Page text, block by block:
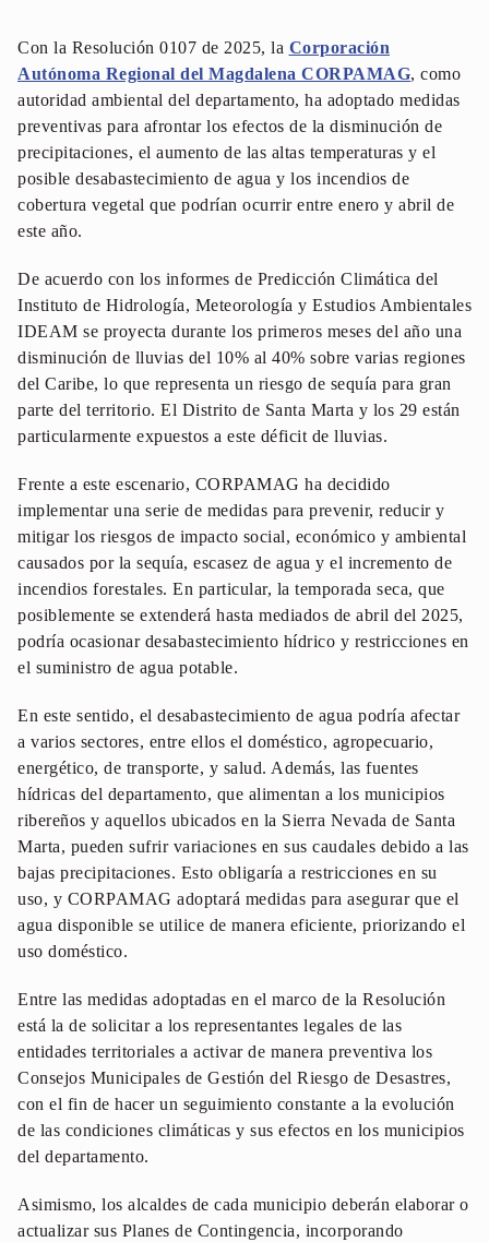
Con la Resolución 0107 de 2025, la Corporación
Autónoma Regional del Magdalena CORPAMAG, como
autoridad ambiental del departamento, ha adoptado medidas
preventivas para afrontar los efectos de la disminución de
precipitaciones, el aumento de las altas temperaturas y el
posible desabastecimiento de agua y los incendios de
cobertura vegetal que podrían ocurrir entre enero y abril de
este año.
De acuerdo con los informes de Predicción Climática del
Instituto de Hidrología, Meteorología y Estudios Ambientales
IDEAM se proyecta durante los primeros meses del año una
disminución de lluvias del 10% al 40% sobre varias regiones
del Caribe, lo que representa un riesgo de sequía para gran
parte del territorio. El Distrito de Santa Marta y los 29 están
particularmente expuestos a este déficit de lluvias.
Frente a este escenario, CORPAMAG ha decidido
implementar una serie de medidas para prevenir, reducir y
mitigar los riesgos de impacto social, económico y ambiental
causados por la sequía, escasez de agua y el incremento de
incendios forestales. En particular, la temporada seca, que
posiblemente se extenderá hasta mediados de abril del 2025,
podría ocasionar desabastecimiento hídrico y restricciones en
el suministro de agua potable.
En este sentido, el desabastecimiento de agua podría afectar
a varios sectores, entre ellos el doméstico, agropecuario,
energético, de transporte, y salud. Además, las fuentes
hídricas del departamento, que alimentan a los municipios
ribereños y aquellos ubicados en la Sierra Nevada de Santa
Marta, pueden sufrir variaciones en sus caudales debido a las
bajas precipitaciones. Esto obligaría a restricciones en su
uso, y CORPAMAG adoptará medidas para asegurar que el
agua disponible se utilice de manera eficiente, priorizando el
uso doméstico.
Entre las medidas adoptadas en el marco de la Resolución
está la de solicitar a los representantes legales de las
entidades territoriales a activar de manera preventiva los
Consejos Municipales de Gestión del Riesgo de Desastres,
con el fin de hacer un seguimiento constante a la evolución
de las condiciones climáticas y sus efectos en los municipios
del departamento.
Asimismo, los alcaldes de cada municipio deberán elaborar o
actualizar sus Planes de Contingencia, incorporando